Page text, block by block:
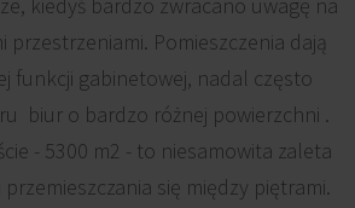
kiedyś bardzo zwracano uwagę na
Pomieszczenia dają
funkcji gabinetowej, nadal często
biur o bardzo różnej powierzchni .
- 5300 m2 - to niesamowita zaleta
się między piętrami.